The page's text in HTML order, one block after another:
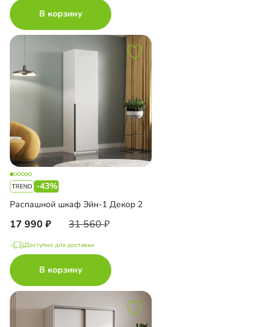
В корзину
-43%
Распашной шкаф Эйн-1 Декор 2
17 990 31 560
Доступно для доставки
В корзину